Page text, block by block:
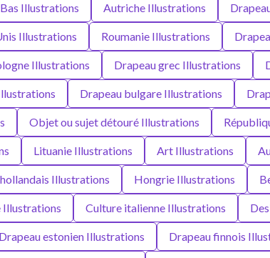
Illustrations Autriche Illustrations
Illustrations Roumanie Illustrations
Illustrations Drapeau grec Illustrations
Drapeau bulgare Illustrations
Objet ou sujet détouré Illustrations
Lituanie Illustrations Art Illustrations
Illustrations Hongrie Illustrations
Illustrations Culture italienne Illustrations
Drapeau estonien Illustrations Drapeau finnois